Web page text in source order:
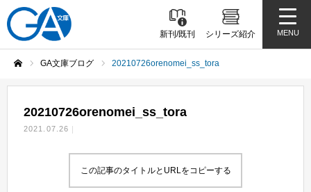
新刊/既刊 シリーズ紹介 MENU
GA文庫ブログ 20210726orenomei_ss_tora
20210726orenomei_ss_tora
2021.07.26
この記事のタイトルとURLをコピーする